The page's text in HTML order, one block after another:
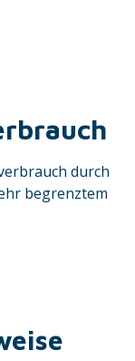
durch
begrenztem